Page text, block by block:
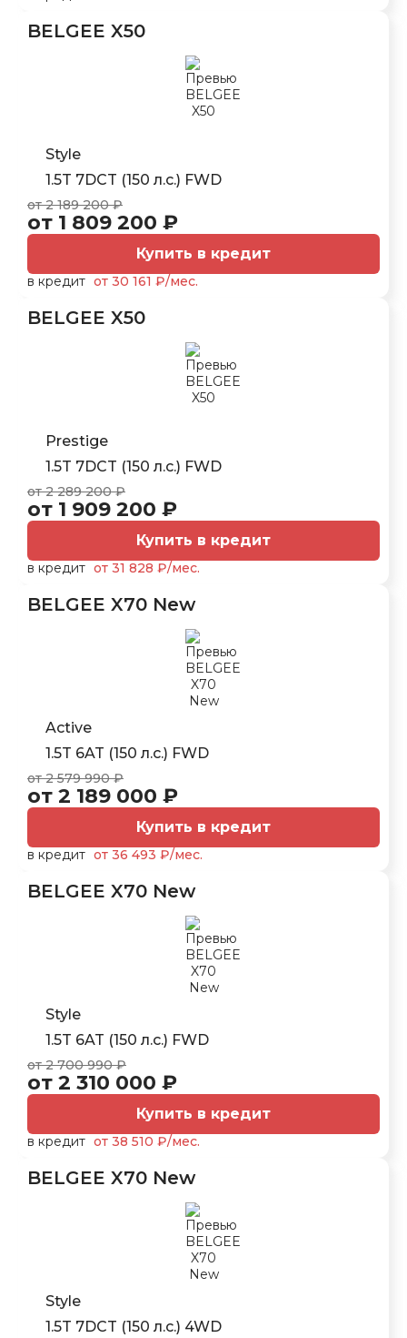
BELGEE X50
Style
1.5T 7DCT (150 л.с.) FWD
от 2 189 200 ₽
от 1 809 200 ₽
Купить в кредит
в кредит от 30 161 ₽/мес.
BELGEE X50
Prestige
1.5T 7DCT (150 л.с.) FWD
от 2 289 200 ₽
от 1 909 200 ₽
Купить в кредит
в кредит от 31 828 ₽/мес.
BELGEE X70 New
Active
1.5T 6AT (150 л.с.) FWD
от 2 579 990 ₽
от 2 189 000 ₽
Купить в кредит
в кредит от 36 493 ₽/мес.
BELGEE X70 New
Style
1.5T 6AT (150 л.с.) FWD
от 2 700 990 ₽
от 2 310 000 ₽
Купить в кредит
в кредит от 38 510 ₽/мес.
BELGEE X70 New
Style
1.5T 7DCT (150 л.с.) 4WD